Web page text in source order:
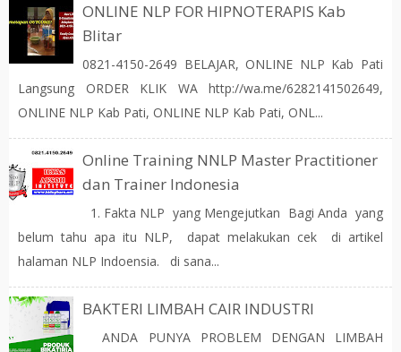
ONLINE NLP FOR HIPNOTERAPIS Kab
Blitar
0821-4150-2649 BELAJAR, ONLINE NLP Kab Pati
Langsung ORDER KLIK WA http://wa.me/6282141502649,
ONLINE NLP Kab Pati, ONLINE NLP Kab Pati, ONL...
Online Training NNLP Master Practitioner
dan Trainer Indonesia
1. Fakta NLP yang Mengejutkan Bagi Anda yang
belum tahu apa itu NLP, dapat melakukan cek di artikel
halaman NLP Indoensia. di sana...
BAKTERI LIMBAH CAIR INDUSTRI
ANDA PUNYA PROBLEM DENGAN LIMBAH